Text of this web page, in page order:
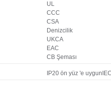
UL
CCC
CSA
Denizcilik
UKCA
EAC
CB Şeması
IP20 ön yüz 'e